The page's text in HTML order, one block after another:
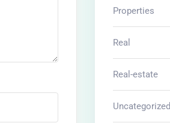
Properties
Real
Real-estate
Uncategorized